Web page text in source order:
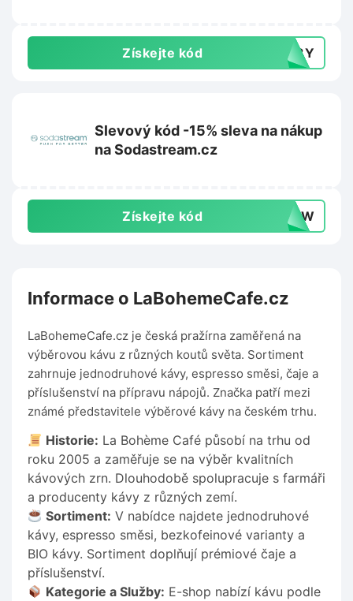
Získejte kód 148Y
Slevový kód -15% sleva na nákup
na Sodastream.cz
Získejte kód 0DYW
Informace o LaBohemeCafe.cz
LaBohemeCafe.cz je česká pražírna zaměřená na
výběrovou kávu z různých koutů světa. Sortiment
zahrnuje jednodruhové kávy, espresso směsi, čaje a
příslušenství na přípravu nápojů. Značka patří mezi
známé představitele výběrové kávy na českém trhu.
Historie: La Bohème Café působí na trhu od
roku 2005 a zaměřuje se na výběr kvalitních
kávových zrn. Dlouhodobě spolupracuje s farmáři
a producenty kávy z různých zemí.
Sortiment: V nabídce najdete jednodruhové
kávy, espresso směsi, bezkofeinové varianty a
BIO kávy. Sortiment doplňují prémiové čaje a
příslušenství.
Kategorie a Služby: E-shop nabízí kávu podle